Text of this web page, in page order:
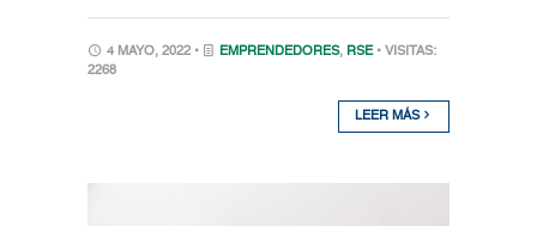
4 MAYO, 2022 • EMPRENDEDORES, RSE • VISITAS:
2268
LEER MÁS